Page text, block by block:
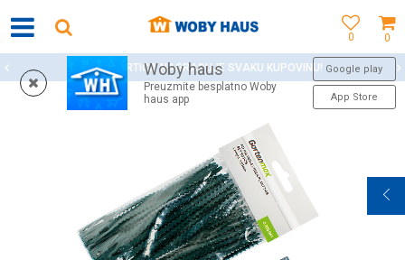
0
0
Woby haus
Preuzmite besplatno Woby
haus app
Google play
App Store
WOBY KARTICA NAGRAĐUJE SVAKU KUPOVINU!